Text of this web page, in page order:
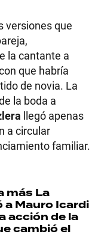
versiones que
la cantante a
que habría
de novia. La
la boda a
llegó apenas
a circular
familiar.
más La
Mauro Icardi
acción de la
cambió el